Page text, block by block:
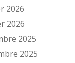
2026
2026
2025
2025